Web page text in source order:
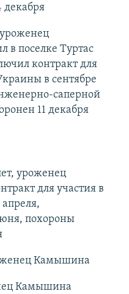
декабря
уроженец
в поселке Туртас
контракт для
в сентябре
саперной
11 декабря
уроженец
для участия в
похороны
Камышина
Камышина